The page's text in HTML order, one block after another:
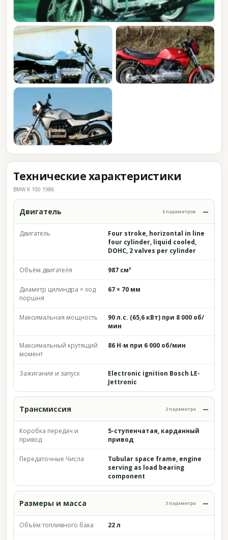
Технические характеристики
BMW K 100 1986
Двигатель 6 параметров
Двигатель
Four stroke, horizontal in line
four cylinder, liquid cooled,
DOHC, 2 valves per cylinder
Объём двигателя 987 см³
Диаметр цилиндра × ход
поршня
67 × 70 мм
Максимальная мощность
90 л.с. (65,6 кВт) при 8 000 об/
мин
Максимальный крутящий
момент
86 Н·м при 6 000 об/мин
Зажигание и запуск
Electronic ignition Bosch LE-
Jettronic
Трансмиссия 2 параметра
Коробка передач и
привод
5-ступенчатая, карданный
привод
Передаточные Числа
Tubular space frame, engine
serving as load bearing
component
Размеры и масса 3 параметра
Объём топливного бака 22 л